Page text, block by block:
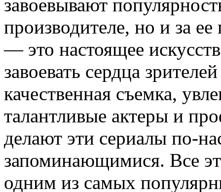
завоевывают
производителе, но и за
— это настоящее
завоевать сердца
качественная съемка,
талантливые актеры и
делают эти сериалы по-
запоминающимися. Все
одним из самых